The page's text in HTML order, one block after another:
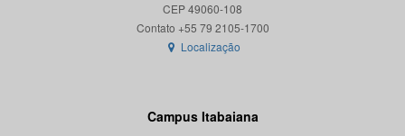
CEP 49060-108
Localização
Campus Itabaiana